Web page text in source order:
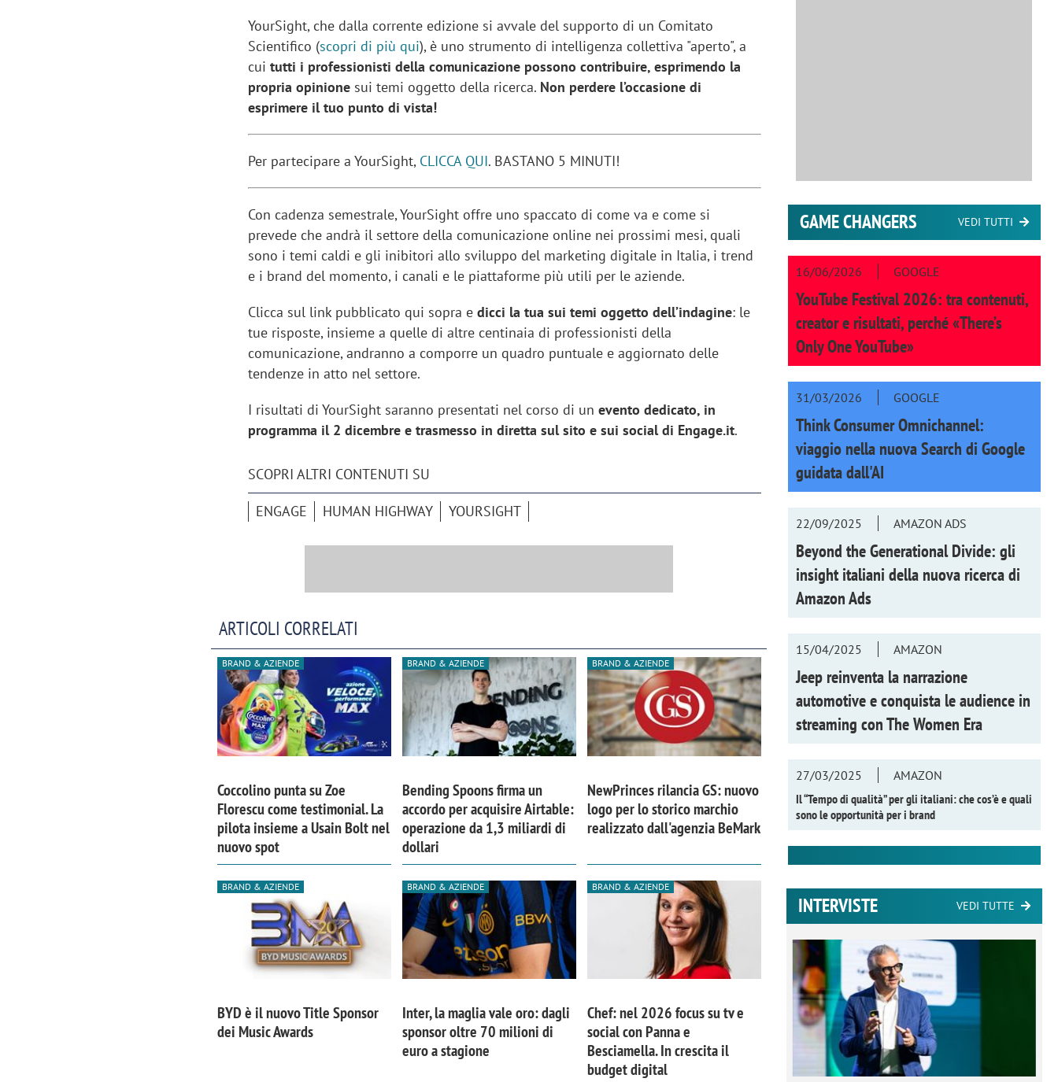
YourSight, che dalla corrente edizione si avvale del supporto di un Comitato
Scientifico (scopri di più qui), è uno strumento di intelligenza collettiva "aperto", a
cuitutti i professionisti della comunicazione possono contribuire, esprimendo la
propria opinione sui temi oggetto della ricerca. Non perdere l’occasione di
esprimere il tuo punto di vista!
Per partecipare a YourSight, CLICCA QUI. BASTANO 5 MINUTI!
Con cadenza semestrale, YourSight offre uno spaccato di come va e come si
prevede che andrà il settore della comunicazione online nei prossimi mesi, quali
sono i temi caldi e gli inibitori allo sviluppo del marketing digitale in Italia, i trend
e i brand del momento, i canali e le piattaforme più utili per le aziende.
Clicca sul link pubblicato qui sopra edicci la tua sui temi oggetto dell’indagine: le
tue risposte, insieme a quelle di altre centinaia di professionisti della
comunicazione, andranno a comporre un quadro puntuale e aggiornato delle
tendenze in atto nel settore.
I risultati di YourSight saranno presentati nel corso di unevento dedicato, in
programma il 2 dicembre e trasmesso in diretta sul sito e sui social di Engage.it.
SCOPRI ALTRI CONTENUTI SU
ENGAGE HUMAN HIGHWAY YOURSIGHT
ARTICOLI CORRELATI
BRAND & AZIENDE
Coccolino punta su Zoe
Florescu come testimonial. La
pilota insieme a Usain Bolt nel
nuovo spot
BRAND & AZIENDE
Bending Spoons firma un
accordo per acquisire Airtable:
operazione da 1,3 miliardi di
dollari
BRAND & AZIENDE
NewPrinces rilancia GS: nuovo
logo per lo storico marchio
realizzato dall'agenzia BeMark
BRAND & AZIENDE
BYD è il nuovo Title Sponsor
dei Music Awards
BRAND & AZIENDE
Inter, la maglia vale oro: dagli
sponsor oltre 70 milioni di
euro a stagione
BRAND & AZIENDE
Chef: nel 2026 focus su tv e
social con Panna e
Besciamella. In crescita il
budget digital
GAME CHANGERS VEDI TUTTI
16/06/2026 GOOGLE
YouTube Festival 2026: tra contenuti,
creator e risultati, perché «There’s
Only One YouTube»
31/03/2026 GOOGLE
Think Consumer Omnichannel:
viaggio nella nuova Search di Google
guidata dall'AI
22/09/2025 AMAZON ADS
Beyond the Generational Divide: gli
insight italiani della nuova ricerca di
Amazon Ads
15/04/2025 AMAZON
Jeep reinventa la narrazione
automotive e conquista le audience in
streaming conThe Women Era
27/03/2025
AMAZON
Il “Tempo di qualità” per gli italiani: che cos’è e quali
sono le opportunità per i brand
INTERVISTE VEDI TUTTE